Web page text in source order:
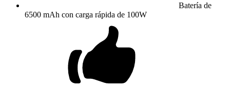
Batería de
6500 mAh con carga rápida de 100W